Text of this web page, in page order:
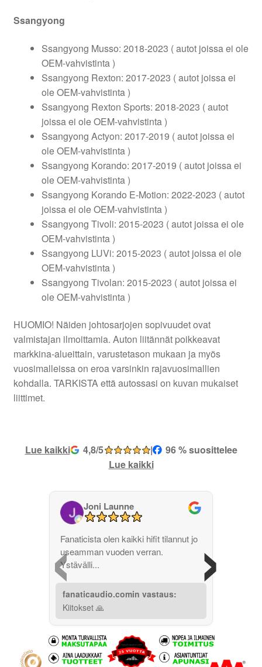
Ssangyong
Ssangyong Musso: 2018-2023 ( autot joissa ei ole
OEM-vahvistinta )
Ssangyong Rexton: 2017-2023 ( autot joissa ei
ole OEM-vahvistinta )
Ssangyong Rexton Sports: 2018-2023 ( autot
joissa ei ole OEM-vahvistinta )
Ssangyong Actyon: 2017-2019 ( autot joissa ei
ole OEM-vahvistinta )
Ssangyong Korando: 2017-2019 ( autot joissa ei
ole OEM-vahvistinta )
Ssangyong Korando E-Motion: 2022-2023 ( autot
joissa ei ole OEM-vahvistinta )
Ssangyong Tivoli: 2015-2023 ( autot joissa ei ole
OEM-vahvistinta )
Ssangyong LUVi: 2015-2023 ( autot joissa ei ole
OEM-vahvistinta )
Ssangyong Tivolan: 2015-2023 ( autot joissa ei
ole OEM-vahvistinta )
HUOMIO! Näiden johtosarjojen sopivuudet ovat
valmistajan ilmoittamia. Auton liitännät poikkeavat
markkina-alueittain, varustetason mukaan ja myös
vuosimalleissa on eroa varsinkin rajavuosimallien
kohdalla. TARKISTA että autossasi on kuvan mukaiset
liittimet.
Lue kaikki 4,8/5 |
96 % suosittelee
Lue kaikki
‹
Joni Launne
Fanaticista olen kaikki hifit tilannut jo
useamman vuoden verran.
Ystävälli...
fanaticaudio.comin vastaus:
Kiitokset 🙏
›